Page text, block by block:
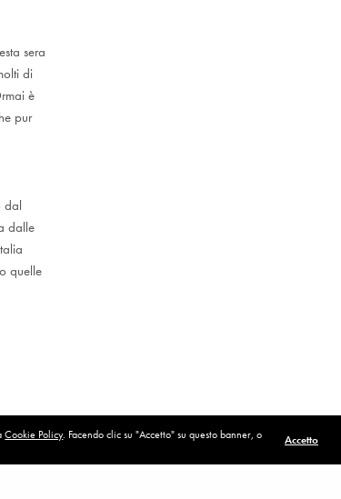
sera
di
è
pur
dal
dalle
quelle
Cookie Policy. Facendo clic su "Accetto" su questo banner, o Accetto